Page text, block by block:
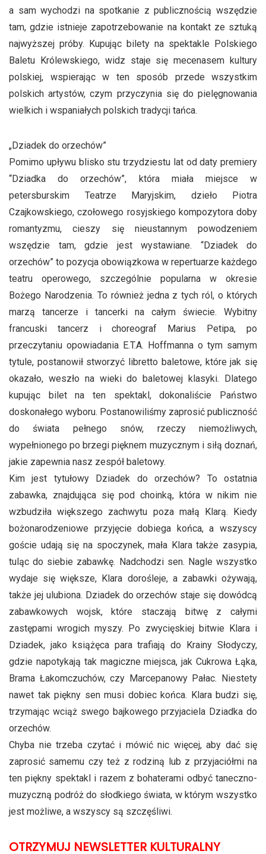
a sam wychodzi na spotkanie z publicznością wszędzie
tam, gdzie istnieje zapotrzebowanie na kontakt ze sztuką
najwyższej próby. Kupując bilety na spektakle Polskiego
Baletu Królewskiego, widz staje się mecenasem kultury
polskiej, wspierając w ten sposób przede wszystkim
polskich artystów, czym przyczynia się do pielęgnowania
wielkich i wspaniałych polskich tradycji tańca.
„Dziadek do orzechów”
Pomimo upływu blisko stu trzydziestu lat od daty premiery
“Dziadka do orzechów”, która miała miejsce w
petersburskim Teatrze Maryjskim, dzieło Piotra
Czajkowskiego, czołowego rosyjskiego kompozytora doby
romantyzmu, cieszy się nieustannym powodzeniem
wszędzie tam, gdzie jest wystawiane. “Dziadek do
orzechów” to pozycja obowiązkowa w repertuarze każdego
teatru operowego, szczególnie popularna w okresie
Bożego Narodzenia. To również jedna z tych ról, o których
marzą tancerze i tancerki na całym świecie. Wybitny
francuski tancerz i choreograf Marius Petipa, po
przeczytaniu opowiadania E.T.A. Hoffmanna o tym samym
tytule, postanowił stworzyć libretto baletowe, które jak się
okazało, weszło na wieki do baletowej klasyki. Dlatego
kupując bilet na ten spektakl, dokonaliście Państwo
doskonałego wyboru. Postanowiliśmy zaprosić publiczność
do świata pełnego snów, rzeczy niemożliwych,
wypełnionego po brzegi pięknem muzycznym i siłą doznań,
jakie zapewnia nasz zespół baletowy.
Kim jest tytułowy Dziadek do orzechów? To ostatnia
zabawka, znajdująca się pod choinką, która w nikim nie
wzbudziła większego zachwytu poza małą Klarą. Kiedy
bożonarodzeniowe przyjęcie dobiega końca, a wszyscy
goście udają się na spoczynek, mała Klara także zasypia,
tuląc do siebie zabawkę. Nadchodzi sen. Nagle wszystko
wydaje się większe, Klara dorośleje, a zabawki ożywają,
także jej ulubiona. Dziadek do orzechów staje się dowódcą
zabawkowych wojsk, które staczają bitwę z całymi
zastępami wrogich myszy. Po zwycięskiej bitwie Klara i
Dziadek, jako książęca para trafiają do Krainy Słodyczy,
gdzie napotykają tak magiczne miejsca, jak Cukrowa Łąka,
Brama Łakomczuchów, czy Marcepanowy Pałac. Niestety
nawet tak piękny sen musi dobiec końca. Klara budzi się,
trzymając wciąż swego bajkowego przyjaciela Dziadka do
orzechów.
Chyba nie trzeba czytać i mówić nic więcej, aby dać się
zaprosić samemu czy też z rodziną lub z przyjaciółmi na
ten piękny spektakl i razem z bohaterami odbyć taneczno-
muzyczną podróż do słodkiego świata, w którym wszystko
jest możliwe, a wszyscy są szczęśliwi.
OTRZYMUJ NEWSLETTER KULTURALNY